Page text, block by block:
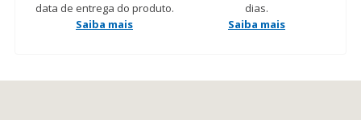
data de entrega do produto.
Saiba mais
dias.
Saiba mais